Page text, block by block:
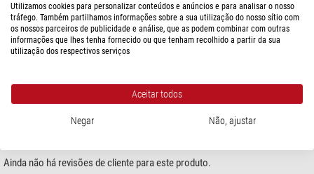
ESPECIFICAÇÕES
Fabricante:
Baader Planetarium GmbH, Zur Sternwarte, 82291
Mammendorf, DE, www.baader-planetarium.de
Ainda não há revisões de cliente para este produto.
Utilizamos cookies para personalizar conteúdos e anúncios e para analisar o nosso
tráfego. Também partilhamos informações sobre a sua utilização do nosso sítio com
os nossos parceiros de publicidade e análise, que as podem combinar com outras
informações que lhes tenha fornecido ou que tenham recolhido a partir da sua
utilização dos respectivos serviços
Aceitar todos
Negar Não, ajustar